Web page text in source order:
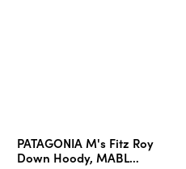
PATAGONIA M's Fitz Roy
Down Hoody, MABL